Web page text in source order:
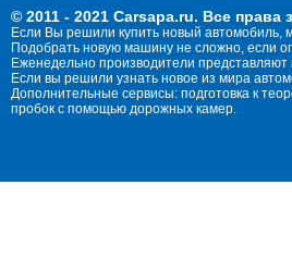
© 2011 - 2021 Carsapa.ru. Все
Если Вы решили купить новый автомобиль,
Подобрать новую машину не сложно, если
Еженедельно производители
Если вы решили узнать новое из мира
Дополнительные сервисы: подготовка к
пробок с помощью дорожных камер.